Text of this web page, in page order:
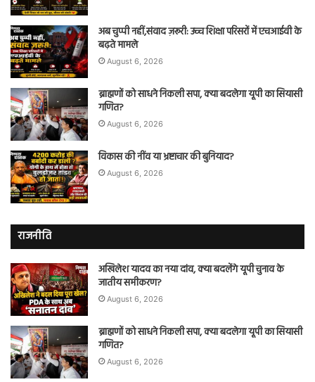
अब चुप्पी नहीं,संवाद ज़रूरी: उच्च शिक्षा परिसरों में एचआईवी के
बढ़ते मामले
August 6, 2026
ब्राह्मणों को साधने निकली सपा, क्या बदलेगा यूपी का सियासी
गणित?
August 6, 2026
विकास की नींव या भ्रष्टाचार की बुनियाद?
August 6, 2026
राजनीति
अखिलेश यादव का नया दांव, क्या बदलेंगे यूपी चुनाव के
जातीय समीकरण?
August 6, 2026
ब्राह्मणों को साधने निकली सपा, क्या बदलेगा यूपी का सियासी
गणित?
August 6, 2026